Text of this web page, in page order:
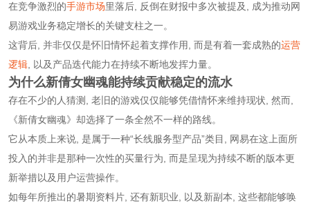
在竞争激烈的手游市场里落后, 反倒在财报中多次被提及, 成为推动网
易游戏业务稳定增长的关键支柱之一。
这背后, 并非仅仅是怀旧情怀起着支撑作用, 而是有着一套成熟的运营
逻辑 , 以及产品迭代能力在持续不断地发挥力量。
为什么新倩女幽魂能持续贡献稳定的流水
存在不少的人猜测, 老旧的游戏仅仅能够凭借情怀来维持现状, 然而,
《新倩女幽魂》却选择了一条全然不一样的路线。
它从本质上来说, 是属于一种“长线服务型产品”类目, 网易在这上面所
投入的并非是那种一次性的买量行为, 而是呈现为持续不断的版本更
新举措以及用户运营操作。
如每年所推出的暑期资料片, 还有新职业, 以及新副本, 这些都能够唤